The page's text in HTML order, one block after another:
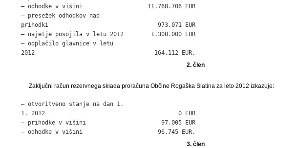
– odhodke v višini                   11.768.706 EUR
– presežek odhodkov nad
prihodki                                973.071 EUR
– najetje posojila v letu 2012        1.300.000 EUR
– odplačilo glavnice v letu
2012                                   164.112 EUR.
2. člen
Zaključni račun rezervnega sklada proračuna Občine Rogaška Slatina za leto 2012 izkazuje:
– otvoritveno stanje na dan 1.
1. 2012                                       0 EUR
– prihodke v višini                      97.005 EUR
– odhodke v višini                      96.745 EUR.
3. člen